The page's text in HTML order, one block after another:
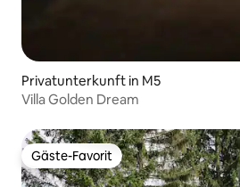
Privatunterkunft in M5
Villa Golden Dream
Gäste-Favorit
Gäste-Favorit